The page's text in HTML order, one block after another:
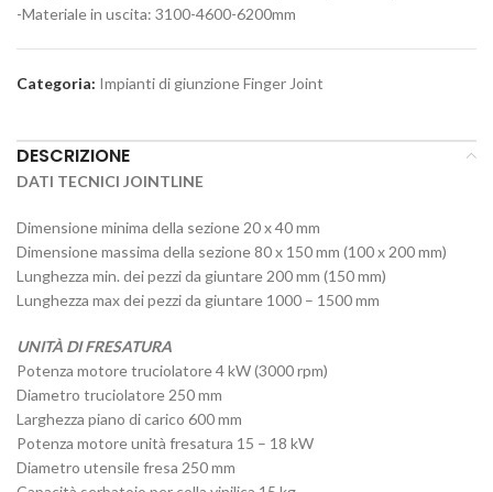
-Materiale in uscita: 3100-4600-6200mm
Categoria: Impianti di giunzione Finger Joint
DESCRIZIONE
DATI TECNICI JOINTLINE
Dimensione minima della sezione 20 x 40 mm
Dimensione massima della sezione 80 x 150 mm (100 x 200 mm)
Lunghezza min. dei pezzi da giuntare 200 mm (150 mm)
Lunghezza max dei pezzi da giuntare 1000 – 1500 mm
UNITÀ DI FRESATURA
Potenza motore truciolatore 4 kW (3000 rpm)
Diametro truciolatore 250 mm
Larghezza piano di carico 600 mm
Potenza motore unità fresatura 15 – 18 kW
Diametro utensile fresa 250 mm